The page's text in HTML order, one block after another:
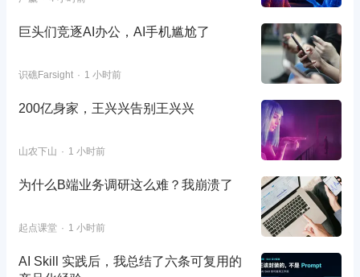
巨头们竞逐AI办公，AI手机尴尬了
识礁Farsight 1 小时前
200亿身家，王兴兴告别王兴兴
山农下山 1 小时前
为什么B端业务调研这么难？我崩溃了
起点课堂 1 小时前
AI Skill 实践后，我总结了六条可复用的